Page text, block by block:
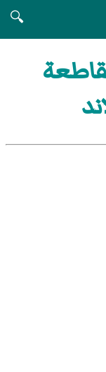
🔍